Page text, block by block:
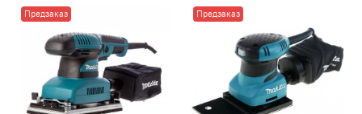
Предзаказ Предзаказ